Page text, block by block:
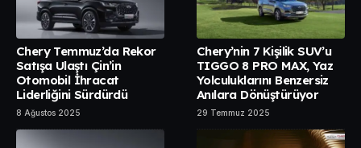
Chery Temmuz’da Rekor
Satışa Ulaştı Çin’in
Otomobil İhracat
Liderliğini Sürdürdü
8 Ağustos 2025
Chery’nin 7 Kişilik SUV’u
TIGGO 8 PRO MAX, Yaz
Yolculuklarını Benzersiz
Anılara Dönüştürüyor
29 Temmuz 2025